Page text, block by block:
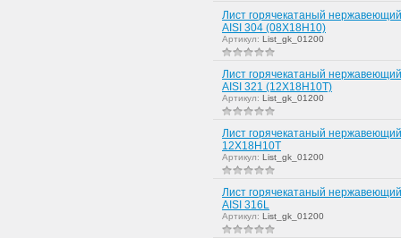
Лист горячекатаный
AISI 304 (08Х18Н10)
Артикул: List_gk_01200
Лист горячекатаный
AISI 321 (12Х18Н10Т)
Артикул: List_gk_01200
Лист горячекатаный
12Х18Н10Т
Артикул: List_gk_01200
Лист горячекатаный
AISI 316L
Артикул: List_gk_01200